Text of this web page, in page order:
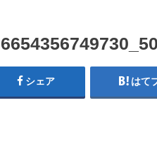
シェア はて